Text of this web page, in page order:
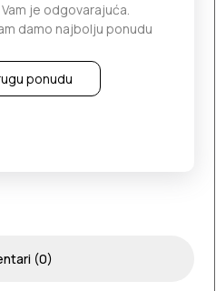
je odgovarajuća.
damo najbolju ponudu
ponudu
(0)